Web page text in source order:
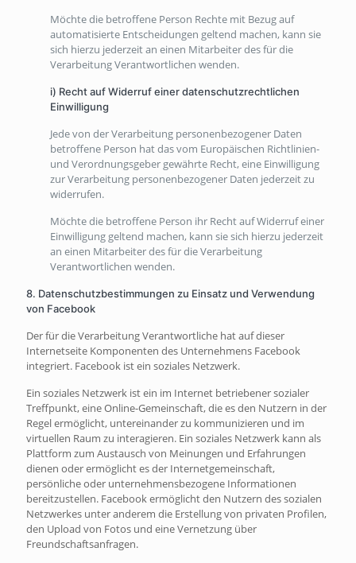
Möchte die betroffene Person Rechte mit Bezug auf
automatisierte Entscheidungen geltend machen, kann sie
sich hierzu jederzeit an einen Mitarbeiter des für die
Verarbeitung Verantwortlichen wenden.
i) Recht auf Widerruf einer datenschutzrechtlichen
Einwilligung
Jede von der Verarbeitung personenbezogener Daten
betroffene Person hat das vom Europäischen Richtlinien-
und Verordnungsgeber gewährte Recht, eine Einwilligung
zur Verarbeitung personenbezogener Daten jederzeit zu
widerrufen.
Möchte die betroffene Person ihr Recht auf Widerruf einer
Einwilligung geltend machen, kann sie sich hierzu jederzeit
an einen Mitarbeiter des für die Verarbeitung
Verantwortlichen wenden.
8. Datenschutzbestimmungen zu Einsatz und Verwendung
von Facebook
Der für die Verarbeitung Verantwortliche hat auf dieser
Internetseite Komponenten des Unternehmens Facebook
integriert. Facebook ist ein soziales Netzwerk.
Ein soziales Netzwerk ist ein im Internet betriebener sozialer
Treffpunkt, eine Online-Gemeinschaft, die es den Nutzern in der
Regel ermöglicht, untereinander zu kommunizieren und im
virtuellen Raum zu interagieren. Ein soziales Netzwerk kann als
Plattform zum Austausch von Meinungen und Erfahrungen
dienen oder ermöglicht es der Internetgemeinschaft,
persönliche oder unternehmensbezogene Informationen
bereitzustellen. Facebook ermöglicht den Nutzern des sozialen
Netzwerkes unter anderem die Erstellung von privaten Profilen,
den Upload von Fotos und eine Vernetzung über
Freundschaftsanfragen.